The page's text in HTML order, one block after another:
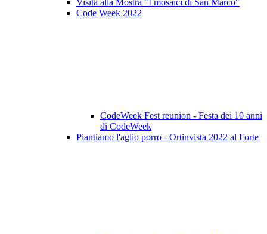
Visita alla Mostra "I mosaici di San Marco"
Code Week 2022
CodeWeek Fest reunion - Festa dei 10 anni
di CodeWeek
Piantiamo l'aglio porro - Ortinvista 2022 al Forte